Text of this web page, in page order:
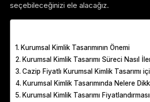
seçebileceğinizi ele alacağız.
Kurumsal Kimlik Tasarımının Önemi
Kurumsal Kimlik Tasarımı Süreci Nasıl
Cazip Fiyatlı Kurumsal Kimlik Tasarımı
Kurumsal Kimlik Tasarımında Nelere
Kurumsal Kimlik Tasarımı